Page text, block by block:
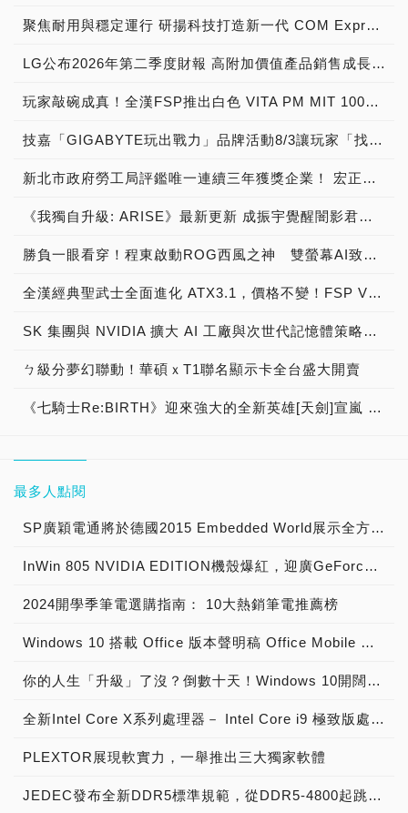
聚焦耐用與穩定運行 研揚科技打造新一代 COM Express Type 6 模組
LG公布2026年第二季度財報 高附加價值產品銷售成長與成本競爭力提升，營業獲利年增 147%
玩家敲碗成真！全漢FSP推出白色 VITA PM MIT 1000W 靜音電源純白上市！ MIT 白金電源首度披上純白戰袍，支援 ATX 3.1、PCIe 5.1，10年保固！
技嘉「GIGABYTE玩出戰力」品牌活動8/3讓玩家「找到專屬配備」
新北市政府勞工局評鑑唯一連續三年獲獎企業！ 宏正三度榮膺新北市政府<友善移工企業>殊榮
《我獨自升級: ARISE》最新更新 成振宇覺醒闇影君主繼承者
勝負一眼看穿！程東啟動ROG西風之神 雙螢幕AI致勝全局
全漢經典聖武士全面進化 ATX3.1，價格不變！FSP VIC BD+ 電競入門最強銅牌電源！ ATX 3.1、全新壓紋線材、登錄享 5 年保固，打造新世代入門電競首選
SK 集團與 NVIDIA 擴大 AI 工廠與次世代記憶體策略合作 規模逾 5,000 億美元的 NVIDIA-SK AI 計畫（NVIDIA-SK AI Initiative）， 涵蓋 SK Telecom 最高達 2GW 的 AI 工廠，以及與 SK 海力士的長期 AI 記憶體合作
ㄅ級分夢幻聯動！華碩ｘT1聯名顯示卡全台盛大開賣
《七騎士Re:BIRTH》迎來強大的全新英雄[天劍]宣嵐 同步推出韓國主題劇情
最多人點閱
SP廣穎電通將於德國2015 Embedded World展示全方位工控系列產品
InWin 805 NVIDIA EDITION機殼爆紅，迎廣GeForce GTX特仕版機箱正式開賣！
2024開學季筆電選購指南： 10大熱銷筆電推薦榜
Windows 10 搭載 Office 版本聲明稿 Office Mobile 、 Office 2016 與 Office 365 版本差異說明
你的人生「升級」了沒？倒數十天！Windows 10開闊你的無限視野
全新Intel Core X系列處理器－ Intel Core i9 極致版處理器 重裝上陣
PLEXTOR展現軟實力，一舉推出三大獨家軟體
JEDEC發布全新DDR5標準規範，從DDR5-4800起跳! 將加速導入下世代高效能電腦系統